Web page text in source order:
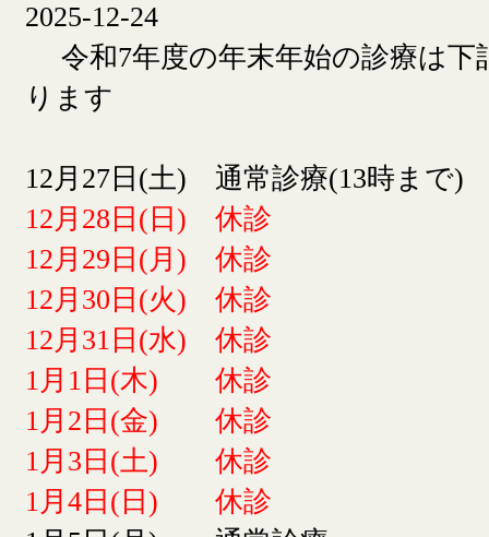
2025-12-24
令和7年度の年末年始の診療は下
ります
12月27日(土) 通常診療(13時まで)
12月28日(日) 休診
12月29日(月) 休診
12月30日(火) 休診
12月31日(水) 休診
1月1日(木) 休診
1月2日(金) 休診
1月3日(土) 休診
1月4日(日) 休診